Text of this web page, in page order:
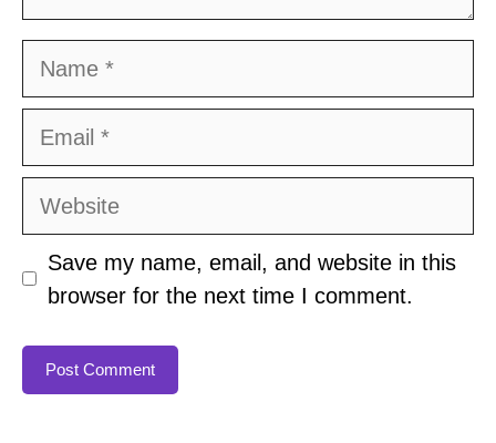
Name
Email
Website
Save my name, email, and website in this
browser for the next time I comment.